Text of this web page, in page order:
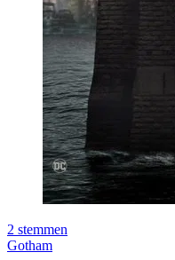
2 stemmen
Gotham